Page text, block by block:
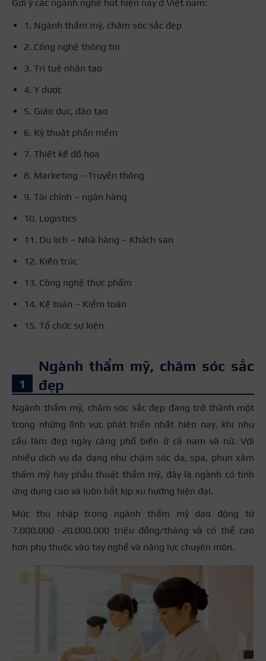
Gợi ý các ngành nghề hot hiện nay ở Việt nam:
1. Ngành thẩm mỹ, chăm sóc sắc đẹp
2. Công nghệ thông tin
3. Trí tuệ nhân tạo
4. Y dược
5. Giáo dục, đào tạo
6. Kỹ thuật phần mềm
7. Thiết kế đồ họa
8. Marketing – Truyền thông
9. Tài chính – ngân hàng
10. Logistics
11. Du lịch – Nhà hàng – Khách sạn
12. Kiến trúc
13. Công nghệ thực phẩm
14. Kế toán – Kiểm toán
15. Tổ chức sự kiện
Ngành thẩm mỹ, chăm sóc sắc
đẹp
Ngành thẩm mỹ, chăm sóc sắc đẹp đang trở thành một
trong những lĩnh vực phát triển nhất hiện nay, khi nhu
cầu làm đẹp ngày càng phổ biến ở cả nam và nữ. Với
nhiều dịch vụ đa dạng như chăm sóc da, spa, phun xăm
thẩm mỹ hay phẫu thuật thẩm mỹ, đây là ngành có tính
ứng dụng cao và luôn bắt kịp xu hướng hiện đại.
Mức thu nhập trong ngành thẩm mỹ dao động từ
7.000.000 -20.000.000 triệu đồng/tháng và có thể cao
hơn phụ thuộc vào tay nghề và năng lực chuyên môn.